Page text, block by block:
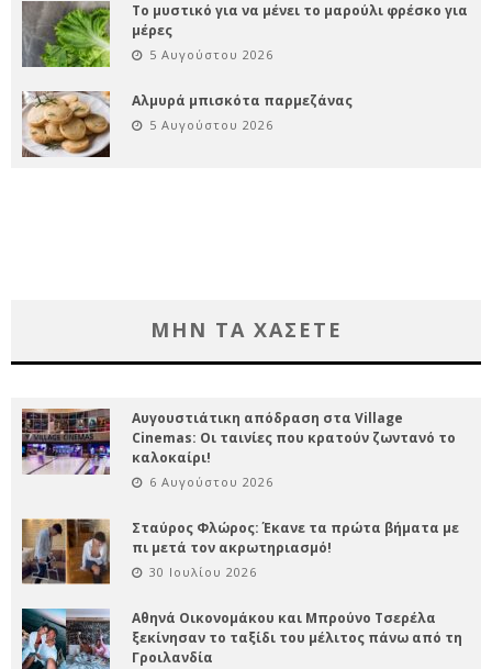
Το μυστικό για να μένει το μαρούλι φρέσκο για
μέρες
5 Αυγούστου 2026
Αλμυρά μπισκότα παρμεζάνας
5 Αυγούστου 2026
ΜΗΝ ΤΑ ΧΑΣΕΤΕ
Αυγουστιάτικη απόδραση στα Village
Cinemas: Οι ταινίες που κρατούν ζωντανό το
καλοκαίρι!
6 Αυγούστου 2026
Σταύρος Φλώρος: Έκανε τα πρώτα βήματα με
πι μετά τον ακρωτηριασμό!
30 Ιουλίου 2026
Αθηνά Οικονομάκου και Μπρούνο Τσερέλα
ξεκίνησαν το ταξίδι του μέλιτος πάνω από τη
Γροιλανδία